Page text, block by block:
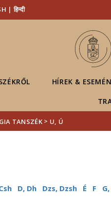
| हिन्दी
HÍREK &
TANSZÉK > U, Ú
D, Dh Dzs, Dzsh É F